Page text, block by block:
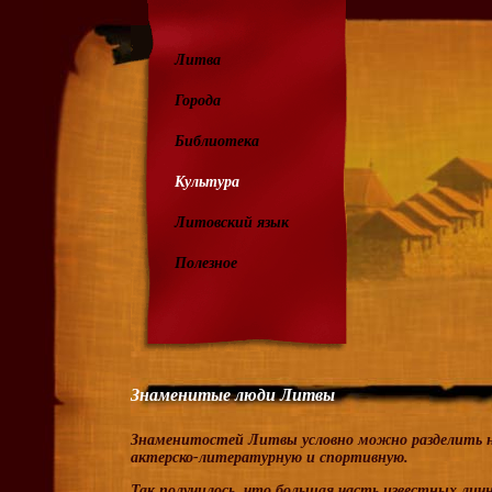
Литва
Города
Библиотека
Культура
Литовский язык
Полезное
Знаменитые люди Литвы
Знаменитостей Литвы условно можно разделить
актерско-литературную и спортивную.